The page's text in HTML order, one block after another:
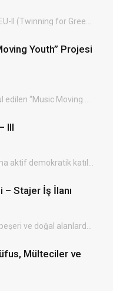
Youth” Projesi
III
– Stajer İş İlanı
Mülteciler ve